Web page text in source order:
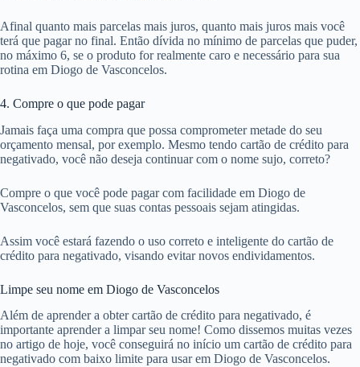
Afinal quanto mais parcelas mais juros, quanto mais juros mais você
terá que pagar no final. Então dívida no mínimo de parcelas que puder,
no máximo 6, se o produto for realmente caro e necessário para sua
rotina em Diogo de Vasconcelos.
4. Compre o que pode pagar
Jamais faça uma compra que possa comprometer metade do seu
orçamento mensal, por exemplo. Mesmo tendo cartão de crédito para
negativado, você não deseja continuar com o nome sujo, correto?
Compre o que você pode pagar com facilidade em Diogo de
Vasconcelos, sem que suas contas pessoais sejam atingidas.
Assim você estará fazendo o uso correto e inteligente do cartão de
crédito para negativado, visando evitar novos endividamentos.
Limpe seu nome em Diogo de Vasconcelos
Além de aprender a obter cartão de crédito para negativado, é
importante aprender a limpar seu nome! Como dissemos muitas vezes
no artigo de hoje, você conseguirá no início um cartão de crédito para
negativado com baixo limite para usar em Diogo de Vasconcelos.